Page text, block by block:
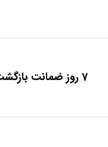
7 روز ضمانت بازگشت